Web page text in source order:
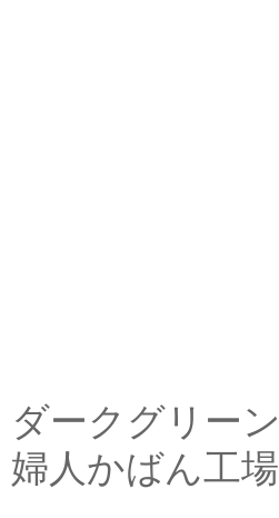
ダークグリーン
婦人かばん工場